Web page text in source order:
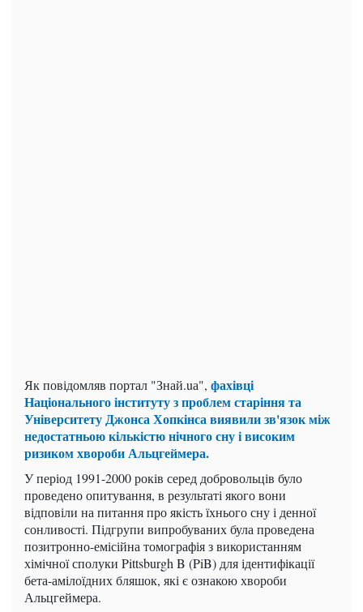
Як повідомляв портал "Знай.uа", фахівці
Національного інституту з проблем старіння та
Університету Джонса Хопкінса виявили зв'язок між
недостатньою кількістю нічного сну і високим
ризиком хвороби Альцгеймера.
У період 1991-2000 років серед добровольців було
проведено опитування, в результаті якого вони
відповіли на питання про якість їхнього сну і денної
сонливості. Підгрупи випробуваних була проведена
позитронно-емісійна томографія з використанням
хімічної сполуки Pittsburgh B (PiB) для ідентифікації
бета-амілоїдних бляшок, які є ознакою хвороби
Альцгеймера.